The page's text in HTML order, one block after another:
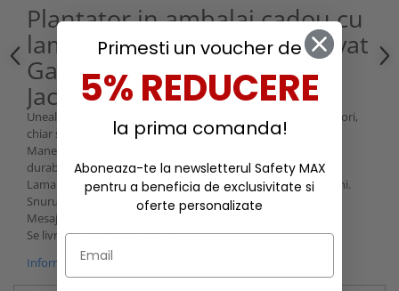
Plantator in ambalaj cadou cu
lama inox, maner lemn, gravat
Gardening Queen, Spear &
Jackson
Unealta foarte utila pentru plantat si transplantat legume/flori,
chiar si in pamant tare.
Manerul este din lemn dur rezistent la intemperii, pentru o
durabilitate mai mare.
Lama robusta din otel inoxidabil este rezistenta la distorsiuni.
Snurul din piele pentru agatat permite o depozitare usoara.
Mesaj gravat - "Gardening Queen".
Se livreaza in ambalaj cadou.
Informatii conformitate produs
Primesti un voucher de
5% REDUCERE
la prima comanda!
Aboneaza-te la newsletterul Safety MAX
pentru a beneficia de exclusivitate si
oferte personalizate